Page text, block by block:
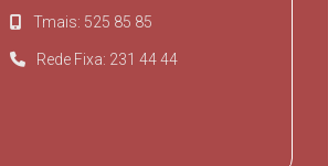
Tmais: 525 85 85
Rede Fixa: 231 44 44